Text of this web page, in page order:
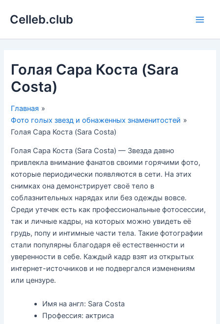
Celleb.club
Голая Сара Коста (Sara
Costa)
Главная
Фото голых звезд и обнаженных знаменитостей
Голая Сара Коста (Sara Costa)
Голая Сара Коста (Sara Costa) — Звезда давно
привлекла внимание фанатов своими горячими фото,
которые периодически появляются в сети. На этих
снимках она демонстрирует своё тело в
соблазнительных нарядах или без одежды вовсе.
Среди утечек есть как профессиональные фотосессии,
так и личные кадры, на которых можно увидеть её
грудь, попу и интимные части тела. Такие фотографии
стали популярны благодаря её естественности и
уверенности в себе. Каждый кадр взят из открытых
интернет-источников и не подвергался изменениям
или цензуре.
Имя на англ: Sara Costa
Профессия: актриса